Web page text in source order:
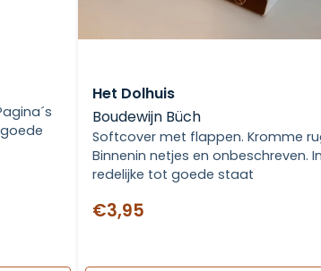
Het Dolhuis
Boudewijn Büch
Softcover met flappen. Kromme
Binnenin netjes en onbeschreven. In
redelijke tot goede staat
€3,95